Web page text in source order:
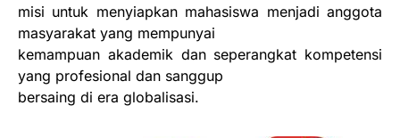
misi untuk menyiapkan mahasiswa menjadi anggota
masyarakat yang mempunyai
kemampuan akademik dan seperangkat kompetensi
yang profesional dan sanggup
bersaing di era globalisasi.